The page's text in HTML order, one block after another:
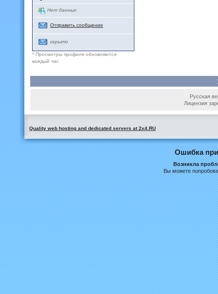
Нет данных
Отправить сообщение
скрыто
* Просмотры профиля обновляются
каждый час
Русская
Лицензия
Quality web hosting and dedicated servers at 2x4.RU
Ошибка при
Возникла
Вы можете